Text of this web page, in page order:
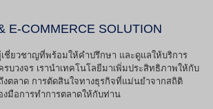
E-COMMERCE SOLUTION
ชี่ยวชาญที่พร้อมให้คำปรึกษา และดูแลให้บริการ
รบวงจร เรานำเทคโนโลยีมาเพิ่มประสิทธิภาพให้กับ
ตลาด การตัดสินใจทางธุรกิจที่แม่นยำจากสถิติ
งมือการทำการตลาดให้กับท่าน